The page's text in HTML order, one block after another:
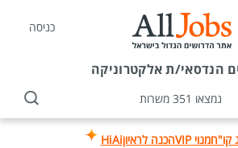
כניסה
הנדסאי/ת אלקטרוניקה
נמצאו 351 משרות
קו"חמנוי VIP הכנה לראיוןHiAi